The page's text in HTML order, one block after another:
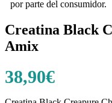
por parte del consumidor.
Creatina Black
Amix
38,90€